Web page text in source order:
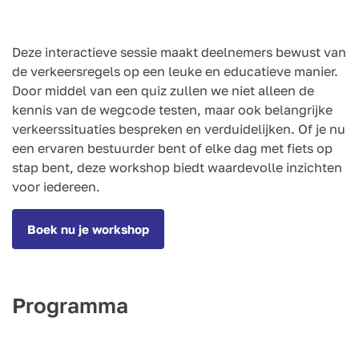
Deze interactieve sessie maakt deelnemers bewust van
de verkeersregels op een leuke en educatieve manier.
Door middel van een quiz zullen we niet alleen de
kennis van de wegcode testen, maar ook belangrijke
verkeerssituaties bespreken en verduidelijken. Of je nu
een ervaren bestuurder bent of elke dag met fiets op
stap bent, deze workshop biedt waardevolle inzichten
voor iedereen.
Boek nu je workshop
Programma